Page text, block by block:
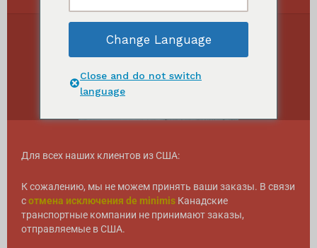
Пищевой топпер
Показать все результаты 13Отсортировано
по
популярности
Change Language
Close and do not switch
language
Для всех наших клиентов из США:
К сожалению, мы не можем принять ваши заказы. В связи
сотмена исключения de minimis Канадские
транспортные компании не принимают заказы,
отправляемые в США.